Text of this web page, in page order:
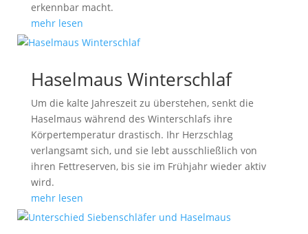
erkennbar macht.
mehr lesen
Haselmaus Winterschlaf
Um die kalte Jahreszeit zu überstehen, senkt die
Haselmaus während des Winterschlafs ihre
Körpertemperatur drastisch. Ihr Herzschlag
verlangsamt sich, und sie lebt ausschließlich von
ihren Fettreserven, bis sie im Frühjahr wieder aktiv
wird.
mehr lesen